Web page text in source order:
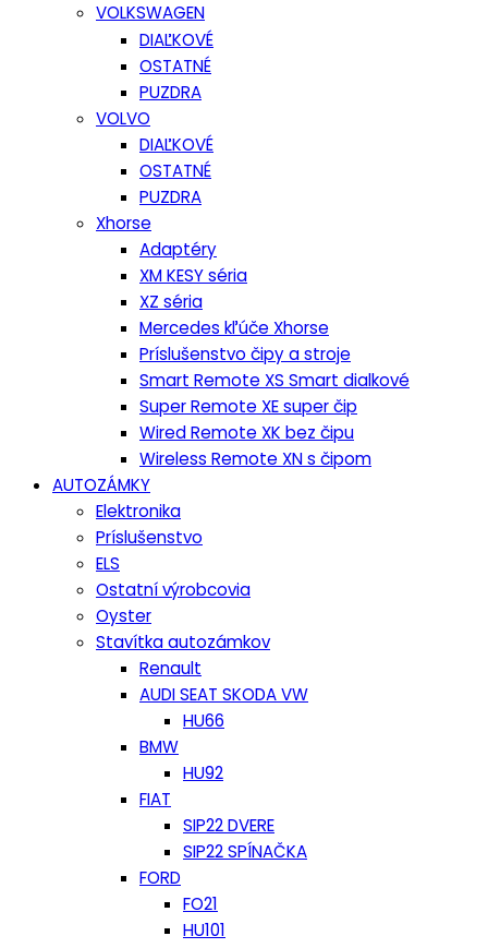
VOLKSWAGEN
DIAĽKOVÉ
OSTATNÉ
PUZDRA
VOLVO
DIAĽKOVÉ
OSTATNÉ
PUZDRA
Xhorse
Adaptéry
XM KESY séria
XZ séria
Mercedes kľúče Xhorse
Príslušenstvo čipy a stroje
Smart Remote XS Smart dialkové
Super Remote XE super čip
Wired Remote XK bez čipu
Wireless Remote XN s čipom
AUTOZÁMKY
Elektronika
Príslušenstvo
ELS
Ostatní výrobcovia
Oyster
Stavítka autozámkov
Renault
AUDI SEAT SKODA VW
HU66
BMW
HU92
FIAT
SIP22 DVERE
SIP22 SPÍNAČKA
FORD
FO21
HU101